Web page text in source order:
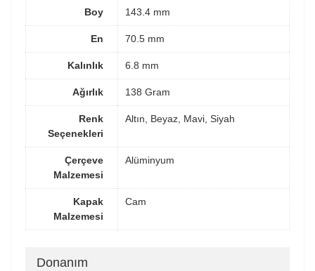
Boy 143.4 mm
En 70.5 mm
Kalınlık 6.8 mm
Ağırlık 138 Gram
Renk
Seçenekleri
Altın, Beyaz, Mavi, Siyah
Çerçeve
Malzemesi
Alüminyum
Kapak
Malzemesi
Cam
Donanım